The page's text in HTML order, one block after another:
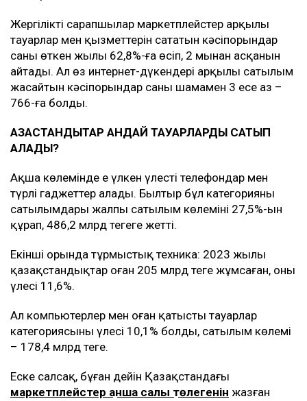
Жергілікті сарапшылар маркетплейстер арқылы
тауарлар мен қызметтерін сататын кәсіпорындар
саны өткен жылы 62,8%-ға өсіп, 2 мыңнан асқанын
айтады. Ал өз интернет-дүкендері арқылы сатылым
жасайтын кәсіпорындар саны шамамен 3 есе аз –
766-ға болды.
ҚАЗАҚСТАНДЫҚТАР ҚАНДАЙ ТАУАРЛАРДЫ САТЫП
АЛАДЫ?
Ақша көлемінде ең үлкен үлесті телефондар мен
түрлі гаджеттер алады. Былтыр бұл категорияның
сатылымдары жалпы сатылым көлемінің 27,5%-ын
құрап, 486,2 млрд теңгеге жетті.
Екінші орында тұрмыстық техника: 2023 жылы
қазақстандықтар оған 205 млрд теңге жұмсаған, оның
үлесі 11,6%.
Ал компьютерлер мен оған қатысты тауарлар
категориясының үлесі 10,1% болды, сатылым көлемі
– 178,4 млрд теңге.
Еске салсақ, бұған дейін Қазақстандағы
маркетплейстер қанша салық төлегенін жазған